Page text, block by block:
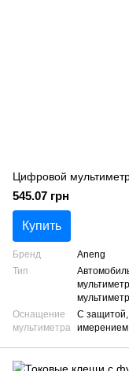
Цифровой
545.07 грн
Купить
Бренд
Aneng
Тип
Оснащение
мультиметра
С защитой,
имерением